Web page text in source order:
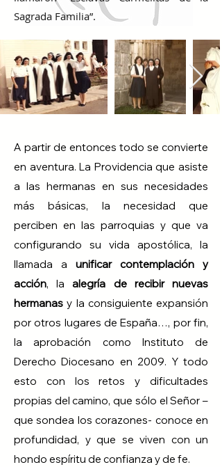
Sagrada Familia”.
A partir de entonces todo se convierte
en aventura. La Providencia que asiste
a las hermanas en sus necesidades
más básicas, la necesidad que
perciben en las parroquias y que va
configurando su vida apostólica, la
llamada a unificar contemplación y
acción, laalegría de recibir nuevas
hermanas y la consiguiente expansión
por otros lugares de España…, por fin,
la aprobación como Instituto de
Derecho Diocesano en 2009. Y todo
esto con los retos y dificultades
propias del camino, que sólo el Señor –
que sondea los corazones- conoce en
profundidad, y que se viven con un
hondo espíritu de confianza y de fe.